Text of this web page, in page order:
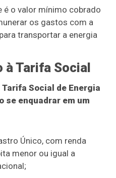
é o valor mínimo cobrado
os gastos com a
transportar a energia
à Tarifa Social
Social de Energia
se enquadrar em um
Único, com renda
menor ou igual a